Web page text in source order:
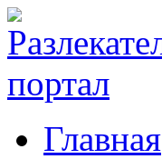
Главная